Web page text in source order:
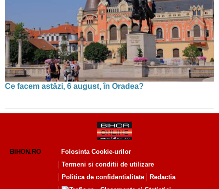
Ce facem astăzi, 6 august, în Oradea?
BIHON.RO
Folosinta Cookie-urilor
Termeni si conditii de utilizare
Politica de confidentialitate
Redactia